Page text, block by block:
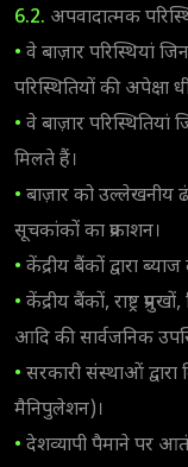
6.2. अपवादात्मक
• वे बाज़ार परिस्थियां
परिस्थितियों की अपेक्षा
• वे बाज़ार
मिलते हैं।
• बाज़ार को उल्लेखनीय
सूचकांकों का प्रकाशन।
• केंद्रीय बैंकों द्वारा
• केंद्रीय बैंकों, राष्ट्र
आदि की सार्वजनिक
• सरकारी संस्थाओं द्वारा
मैनिपुलेशन)।
• देशव्यापी पैमाने पर